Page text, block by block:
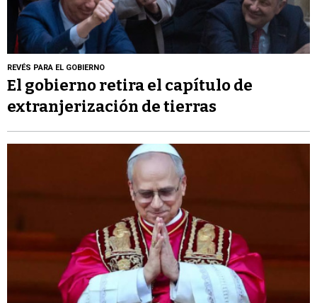
REVÉS PARA EL GOBIERNO
El gobierno retira el capítulo de
extranjerización de tierras